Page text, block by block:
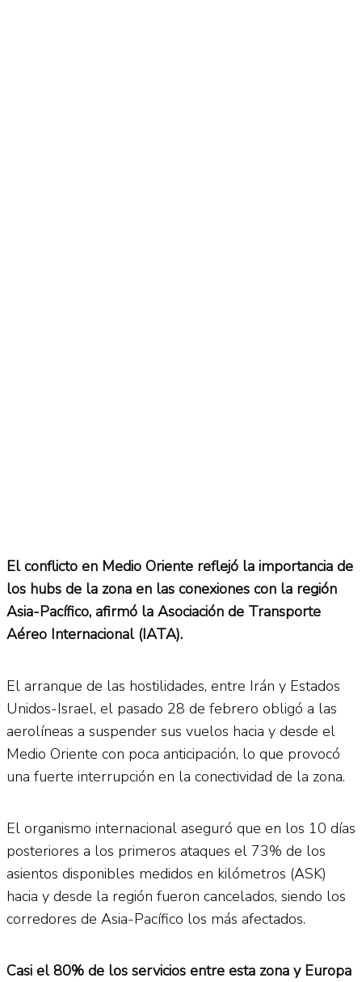
El conflicto en Medio Oriente reflejó la importancia de
los hubs de la zona en las conexiones con la región
Asia-Pacífico, afirmó la Asociación de Transporte
Aéreo Internacional (IATA).
El arranque de las hostilidades, entre Irán y Estados
Unidos-Israel, el pasado 28 de febrero obligó a las
aerolíneas a suspender sus vuelos hacia y desde el
Medio Oriente con poca anticipación, lo que provocó
una fuerte interrupción en la conectividad de la zona.
El organismo internacional aseguró que en los 10 días
posteriores a los primeros ataques el 73% de los
asientos disponibles medidos en kilómetros (ASK)
hacia y desde la región fueron cancelados, siendo los
corredores de Asia-Pacífico los más afectados.
Casi el 80% de los servicios entre esta zona y Europa